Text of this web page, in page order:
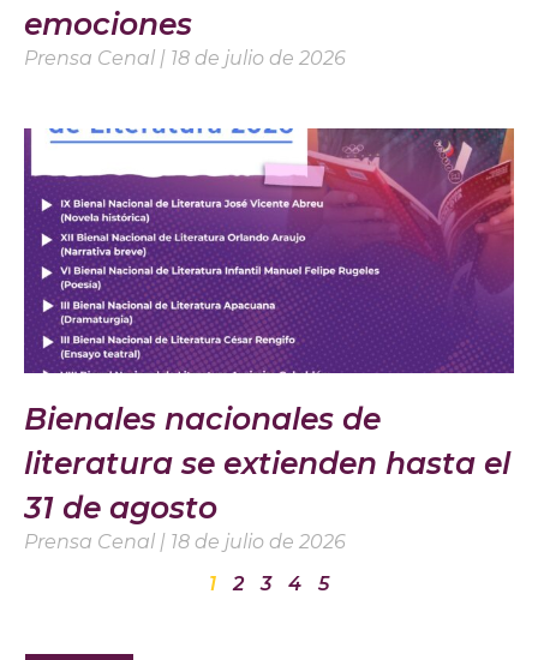
emociones
Prensa Cenal 18 de julio de 2026
Bienales nacionales de
literatura se extienden hasta el
31 de agosto
Prensa Cenal
18 de julio de 2026
1
2 3 4 5